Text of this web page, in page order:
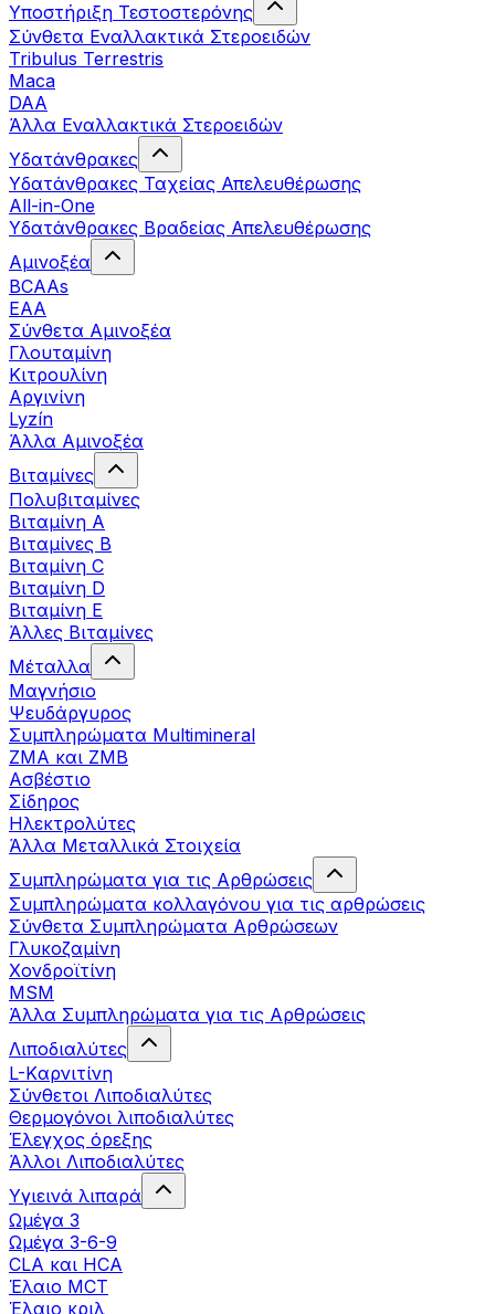
Υποστήριξη Τεστοστερόνης
Σύνθετα Εναλλακτικά Στεροειδών
Tribulus Terrestris
Maca
DAA
Άλλα Εναλλακτικά Στεροειδών
Υδατάνθρακες
Υδατάνθρακες Ταχείας Απελευθέρωσης
All-in-One
Υδατάνθρακες Βραδείας Απελευθέρωσης
Αμινοξέα
BCAAs
EAA
Σύνθετα Αμινοξέα
Γλουταμίνη
Κιτρουλίνη
Αργινίνη
Lyzín
Άλλα Αμινοξέα
Βιταμίνες
Πολυβιταμίνες
Βιταμίνη Α
Βιταμίνες Β
Βιταμίνη C
Βιταμίνη D
Βιταμίνη Ε
Άλλες Βιταμίνες
Μέταλλα
Μαγνήσιο
Ψευδάργυρος
Συμπληρώματα Multimineral
ZMA και ZMB
Ασβέστιο
Σίδηρος
Ηλεκτρολύτες
Άλλα Mεταλλικά Στοιχεία
Συμπληρώματα για τις Αρθρώσεις
Συμπληρώματα κολλαγόνου για τις αρθρώσεις
Σύνθετα Συμπληρώματα Αρθρώσεων
Γλυκοζαμίνη
Χονδροϊτίνη
MSM
Άλλα Συμπληρώματα για τις Αρθρώσεις
Λιποδιαλύτες
L-Kαρνιτίνη
Σύνθετοι Λιποδιαλύτες
Θερμογόνοι λιποδιαλύτες
Έλεγχος όρεξης
Άλλοι Λιποδιαλύτες
Υγιεινά λιπαρά
Ωμέγα 3
Ωμέγα 3-6-9
CLA και HCA
Έλαιο MCT
Έλαιο κριλ